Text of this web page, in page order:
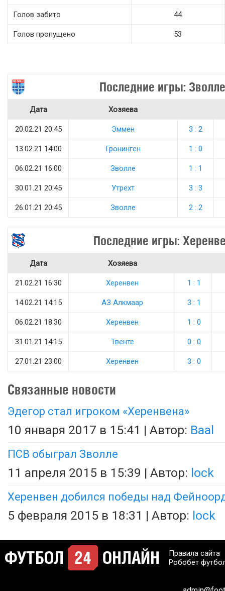
Голов забито 44
Голов пропущено 53
Последние игры: Зволле
Дата Хозяева
20.02.21 20:45 Эммен 3 : 2
13.02.21 14:00 Гронинген 1 : 0
06.02.21 16:00 Зволле 1 : 1
30.01.21 20:45 Утрехт 3 : 3
26.01.21 20:45 Зволле 2 : 2
Последние игры:
Дата Хозяева
21.02.21 16:30 Херенвен 1 : 1
14.02.21 14:15 АЗ Алкмаар 3 : 1
06.02.21 18:30 Херенвен 1 : 0
31.01.21 14:15 Твенте 0 : 0
27.01.21 23:00 Херенвен 3 : 0
Связанные новости
Эдегор стал игроком «Херенвена»
10 января 2017 в 15:41 | Автор: Baal
ПСВ обыграл Зволле
11 апреля 2015 в 15:39 | Автор: lock
Херенвен добился победы над
5 февраля 2015 в 18:31 | Автор: lock
Правила сайта
Робобет